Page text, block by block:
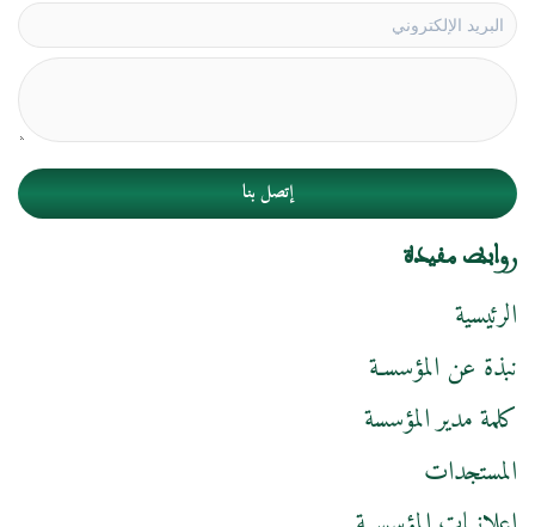
إتصل بنا
روابط مفيدة
الرئيسية
نبذة عن المؤسسـة
كلمة مدير المؤسسة
المستجدات